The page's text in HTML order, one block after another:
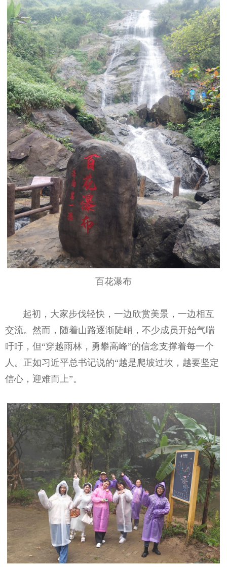
百花瀑布
起初，大家步伐轻快，一边欣赏美景，一边相互
交流。然而，随着山路逐渐陡峭，不少成员开始气喘
吁吁，但“穿越雨林，勇攀高峰”的信念支撑着每一个
人。正如习近平总书记说的“越是爬坡过坎，越要坚定
信心，迎难而上”。